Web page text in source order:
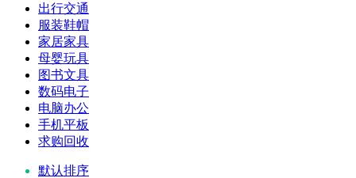
出行交通
服装鞋帽
家居家具
母婴玩具
图书文具
数码电子
电脑办公
手机平板
求购回收
默认排序